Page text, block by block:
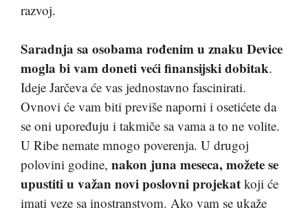
razvoj.
Saradnja sa osobama rođenim u znaku Device
mogla bi vam doneti veći finansijski dobitak.
Ideje Jarčeva će vas jednostavno fascinirati.
Ovnovi će vam biti previše naporni i osetićete da
se oni upoređuju i takmiče sa vama a to ne volite.
U Ribe nemate mnogo poverenja. U drugoj
polovini godine, nakon juna meseca, možete se
upustiti u važan novi poslovni projekat koji će
imati veze sa inostranstvom. Ako vam se ukaže